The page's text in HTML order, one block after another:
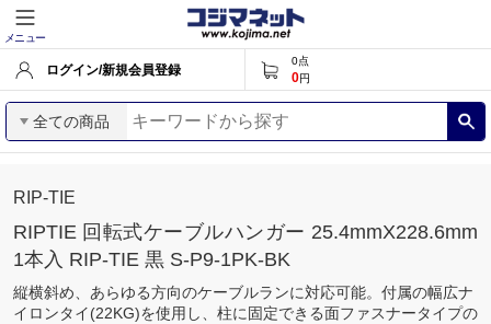
メニュー
ログイン/新規会員登録
0点
0円
全ての商品
RIP-TIE
RIPTIE 回転式ケーブルハンガー 25.4mmX228.6mm
1本入 RIP-TIE 黒 S-P9-1PK-BK
縦横斜め、あらゆる方向のケーブルランに対応可能。付属の幅広ナ
イロンタイ(22KG)を使用し、柱に固定できる面ファスナータイプの